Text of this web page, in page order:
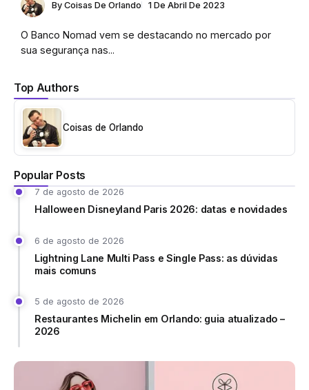
Top Authors
Coisas de Orlando
Popular Posts
7 de agosto de 2026
Halloween Disneyland Paris 2026: datas e novidades
6 de agosto de 2026
Lightning Lane Multi Pass e Single Pass: as dúvidas
mais comuns
5 de agosto de 2026
Restaurantes Michelin em Orlando: guia atualizado –
2026
By Coisas De Orlando 1 De Abril De 2023
O Banco Nomad vem se destacando no mercado por
sua segurança nas...